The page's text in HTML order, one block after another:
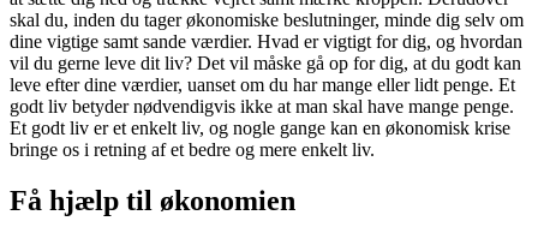
skal du, inden du tager økonomiske beslutninger, minde dig selv om
dine vigtige samt sande værdier. Hvad er vigtigt for dig, og hvordan
vil du gerne leve dit liv? Det vil måske gå op for dig, at du godt kan
leve efter dine værdier, uanset om du har mange eller lidt penge. Et
godt liv betyder nødvendigvis ikke at man skal have mange penge.
Et godt liv er et enkelt liv, og nogle gange kan en økonomisk krise
bringe os i retning af et bedre og mere enkelt liv.
Få hjælp til økonomien